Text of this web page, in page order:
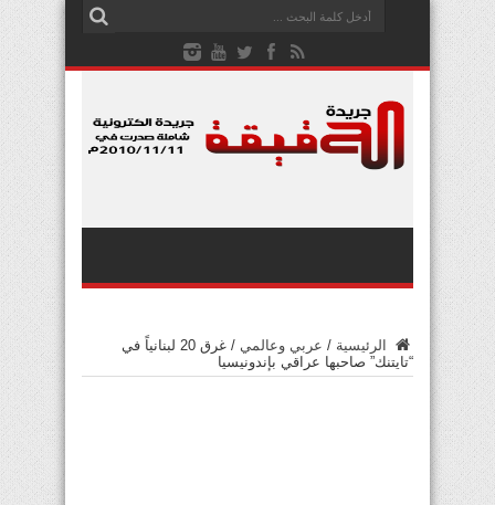
الرئيسية / عربي وعالمي /
غرق 20 لبنانياً في
“تايتنك” صاحبها عراقي بإندونيسيا